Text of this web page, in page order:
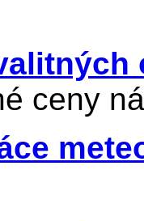
ceny